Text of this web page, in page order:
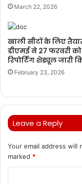
March 22, 2026
खाली सीटों के लिए
डीएमई ने 27 फरवरी को
रिपोर्टिंग शेड्यूल जारी
February 23, 2026
Leave a Reply
Your email address will
marked *